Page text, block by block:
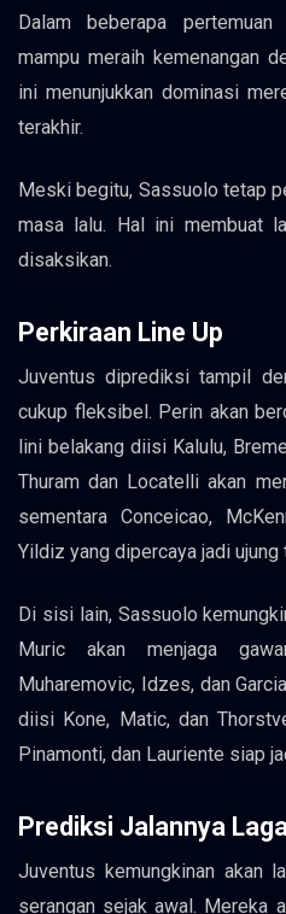
Dalam beberapa
mampu meraih kemenangan
ini menunjukkan dominasi
terakhir.
Meski begitu, Sassuolo tetap
masa lalu. Hal ini membuat
disaksikan.
Perkiraan Line Up
Juventus diprediksi tampil
cukup fleksibel. Perin akan
lini belakang diisi Kalulu,
Thuram dan Locatelli akan
sementara Conceicao,
Yildiz yang dipercaya jadi ujung
Di sisi lain, Sassuolo
Muric akan menjaga
Muharemovic, Idzes, dan
diisi Kone, Matic, dan
Pinamonti, dan Lauriente siap
Prediksi Jalannya
Juventus kemungkinan akan
serangan sejak awal. Mereka